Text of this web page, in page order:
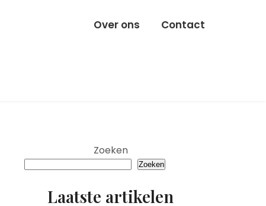
Over ons Contact
Zoeken
Zoeken
Laatste artikelen